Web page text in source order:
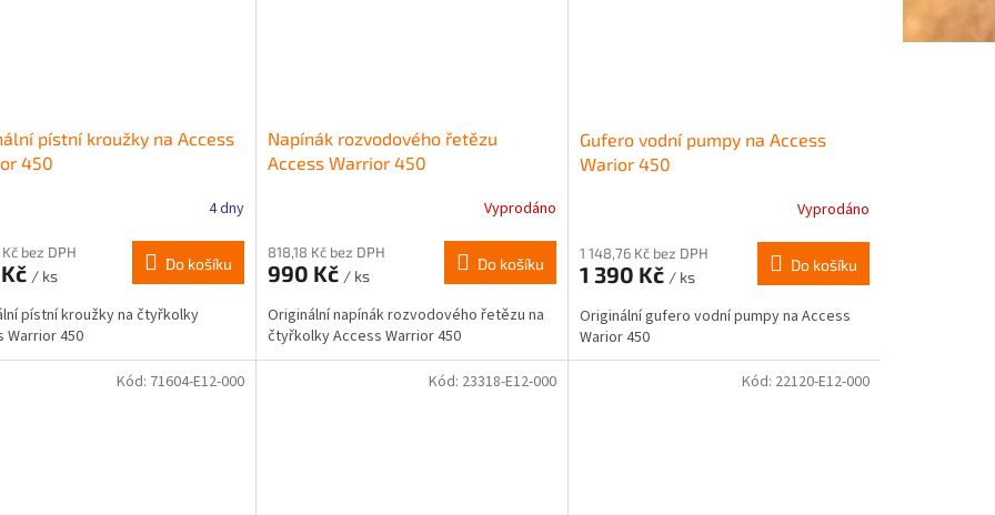
pístní kroužky na Access
450
4 dny
bez DPH
/ ks
Do košíku
pístní kroužky na čtyřkolky
Warrior 450
Napínák rozvodového řetězu
Access Warrior 450
Vyprodáno
818,18 Kč bez DPH
990 Kč / ks
Do košíku
Originální napínák rozvodového řetězu na
čtyřkolky Access Warrior 450
Gufero vodní pumpy na Access
Warior 450
Vyprodáno
1 148,76 Kč bez DPH
1 390 Kč / ks
Do košíku
Originální gufero vodní pumpy na Access
Warior 450
Kód: 71604-E12-000 Kód: 23318-E12-000 Kód: 22120-E12-000